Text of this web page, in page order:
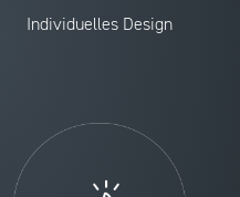
Individuelles Design